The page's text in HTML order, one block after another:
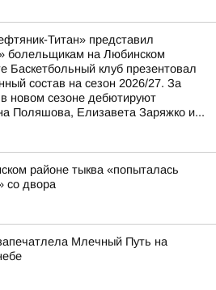
Титан» представил
болельщикам на Любинском
Баскетбольный клуб презентовал
состав на сезон 2026/27. За
новом сезоне дебютируют
Поляшова, Елизавета Заряжко и...
районе тыква «попыталась
со двора
Млечный Путь на